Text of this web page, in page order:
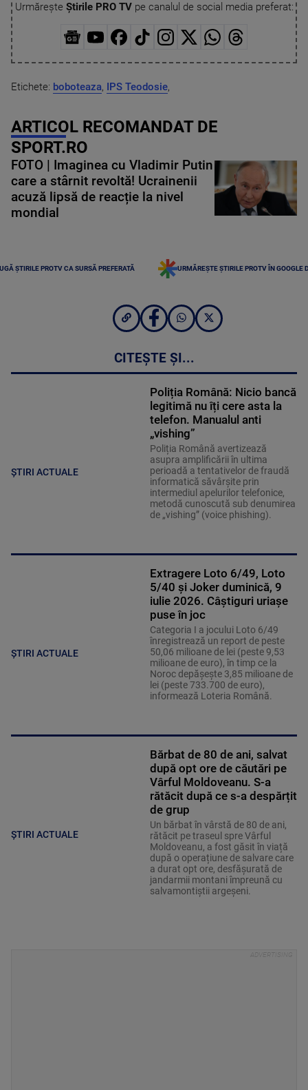
Urmărește Știrile PRO TVpe canalul de social media preferat:
Etichete: boboteaza, IPS Teodosie,
ARTICOL RECOMANDAT DE
SPORT.RO
FOTO | Imaginea cu Vladimir Putin
care a stârnit revoltă! Ucrainenii
acuză lipsă de reacție la nivel
mondial
ȘTIRILE PROTV CA SURSĂ PREFERATĂ URMĂREȘTE ȘTIRILE PROTV ÎN GOOGLE
CITEȘTE ȘI...
ȘTIRI ACTUALE
Poliția Română: Nicio bancă
legitimă nu îți cere asta la
telefon. Manualul anti
„vishing”
Poliția Română avertizează
asupra amplificării în ultima
perioadă a tentativelor de fraudă
informatică săvârșite prin
intermediul apelurilor telefonice,
metodă cunoscută sub denumirea
de „vishing” (voice phishing).
ȘTIRI ACTUALE
Extragere Loto 6/49, Loto
5/40 și Joker duminică, 9
iulie 2026. Câștiguri uriașe
puse în joc
Categoria I a jocului Loto 6/49
înregistrează un report de peste
50,06 milioane de lei (peste 9,53
milioane de euro), în timp ce la
Noroc depăşeşte 3,85 milioane de
lei (peste 733.700 de euro),
informează Loteria Română.
ȘTIRI ACTUALE
Bărbat de 80 de ani, salvat
după opt ore de căutări pe
Vârful Moldoveanu. S-a
rătăcit după ce s-a despărțit
de grup
Un bărbat în vârstă de 80 de ani,
rătăcit pe traseul spre Vârful
Moldoveanu, a fost găsit în viață
după o operațiune de salvare care
a durat opt ore, desfășurată de
jandarmii montani împreună cu
salvamontiștii argeșeni.